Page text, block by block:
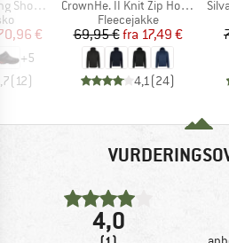
pris
€
+5
(12)
Artikel
CrownHe. II Knit Zip Hoody
Produktgruppe
Fleecejakke
Pris
69,95 € Nedsat pris
fra 17,49 €
4,1 (24)
4,0